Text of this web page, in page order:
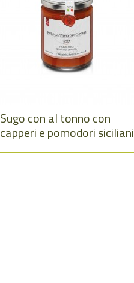
Sugo con al tonno con
capperi e pomodori siciliani